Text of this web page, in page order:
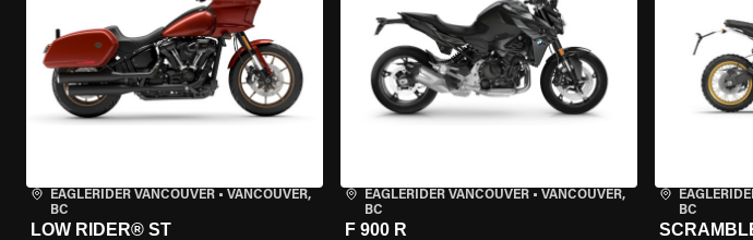
EAGLERIDER VANCOUVER • VANCOUVER,
BC
LOW RIDER® ST
EAGLERIDER VANCOUVER• VANCOUVER,
BC
F 900 R
BC